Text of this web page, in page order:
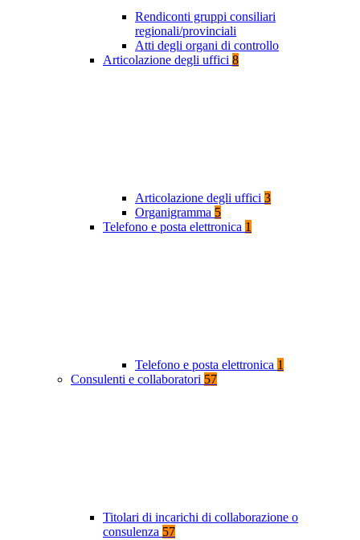
Rendiconti gruppi consiliari
regionali/provinciali
Atti degli organi di controllo
Articolazione degli uffici 8
Articolazione degli uffici 3
Organigramma 5
Telefono e posta elettronica 1
Telefono e posta elettronica 1
Consulenti e collaboratori 57
Titolari di incarichi di collaborazione o
consulenza 57